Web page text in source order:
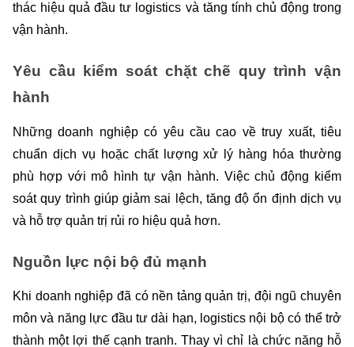
thác hiệu quả đầu tư logistics và tăng tính chủ động trong
vận hành.
Yêu cầu kiểm soát chặt chẽ quy trình vận
hành
Những doanh nghiệp có yêu cầu cao về truy xuất, tiêu
chuẩn dịch vụ hoặc chất lượng xử lý hàng hóa thường
phù hợp với mô hình tự vận hành. Việc chủ động kiểm
soát quy trình giúp giảm sai lệch, tăng độ ổn định dịch vụ
và hỗ trợ quản trị rủi ro hiệu quả hơn.
Nguồn lực nội bộ đủ mạnh
Khi doanh nghiệp đã có nền tảng quản trị, đội ngũ chuyên
môn và năng lực đầu tư dài hạn, logistics nội bộ có thể trở
thành một lợi thế cạnh tranh. Thay vì chỉ là chức năng hỗ